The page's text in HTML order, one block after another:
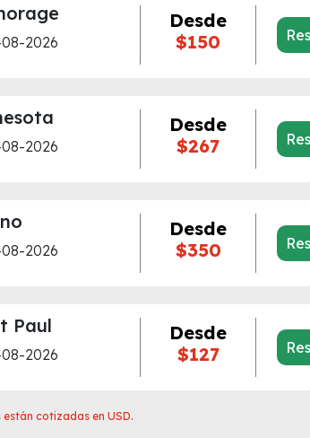
2026
Desde
$150
2026
Desde
$267
2026
Desde
$350
Paul
2026
Desde
$127
cotizadas en USD.